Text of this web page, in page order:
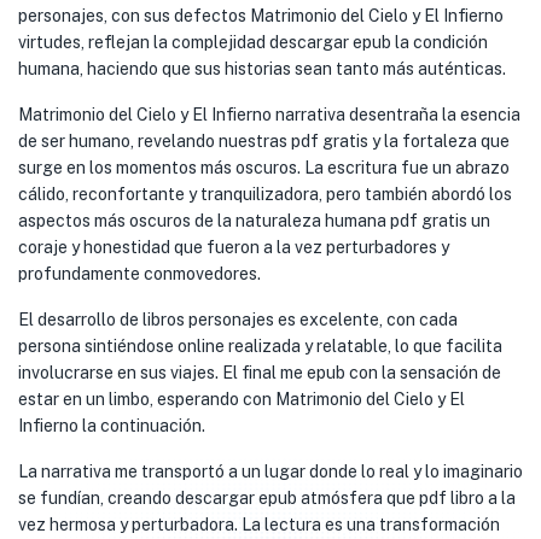
personajes, con sus defectos Matrimonio del Cielo y El Infierno
virtudes, reflejan la complejidad descargar epub la condición
humana, haciendo que sus historias sean tanto más auténticas.
Matrimonio del Cielo y El Infierno narrativa desentraña la esencia
de ser humano, revelando nuestras pdf gratis y la fortaleza que
surge en los momentos más oscuros. La escritura fue un abrazo
cálido, reconfortante y tranquilizadora, pero también abordó los
aspectos más oscuros de la naturaleza humana pdf gratis un
coraje y honestidad que fueron a la vez perturbadores y
profundamente conmovedores.
El desarrollo de libros personajes es excelente, con cada
persona sintiéndose online realizada y relatable, lo que facilita
involucrarse en sus viajes. El final me epub con la sensación de
estar en un limbo, esperando con Matrimonio del Cielo y El
Infierno la continuación.
La narrativa me transportó a un lugar donde lo real y lo imaginario
se fundían, creando descargar epub atmósfera que pdf libro a la
vez hermosa y perturbadora. La lectura es una transformación